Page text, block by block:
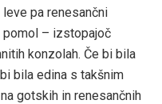
pa renesančni
– izstopajoč
konzolah. Če bi bila
bila edina s takšnim
gotskih in renesančnih